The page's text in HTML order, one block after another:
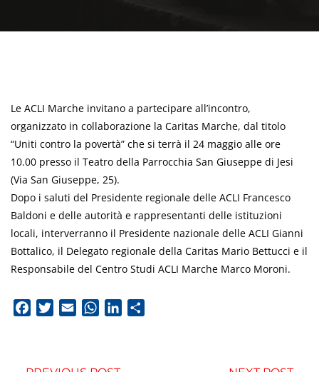
Le ACLI Marche invitano a partecipare all’incontro,
organizzato in collaborazione la Caritas Marche, dal titolo
“Uniti contro la povertà” che si terrà il 24 maggio alle ore
10.00 presso il Teatro della Parrocchia San Giuseppe di Jesi
(Via San Giuseppe, 25).
Dopo i saluti del Presidente regionale delle ACLI Francesco
Baldoni e delle autorità e rappresentanti delle istituzioni
locali, interverranno il Presidente nazionale delle ACLI Gianni
Bottalico, il Delegato regionale della Caritas Mario Bettucci e il
Responsabile del Centro Studi ACLI Marche Marco Moroni.
FacebookTwitterEmail WhatsApp
LinkedIn